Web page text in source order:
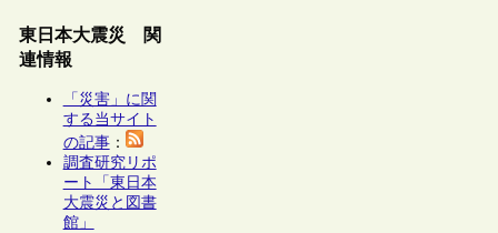
東日本大震災 関
連情報
「災害」に関
する当サイト
の記事：
調査研究リポ
ート「東日本
大震災と図書
館」